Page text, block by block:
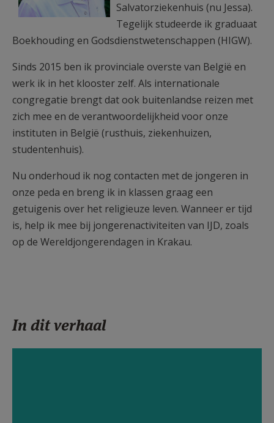
Salvatorziekenhuis (nu Jessa).
Tegelijk studeerde ik graduaat
Boekhouding en Godsdienstwetenschappen (HIGW).
Sinds 2015 ben ik provinciale overste van België en
werk ik in het klooster zelf. Als internationale
congregatie brengt dat ook buitenlandse reizen met
zich mee en de verantwoordelijkheid voor onze
instituten in België (rusthuis, ziekenhuizen,
studentenhuis).
Nu onderhoud ik nog contacten met de jongeren in
onze peda en breng ik in klassen graag een
getuigenis over het religieuze leven. Wanneer er tijd
is, help ik mee bij jongerenactiviteiten van IJD, zoals
op de Wereldjongerendagen in Krakau.
In dit verhaal